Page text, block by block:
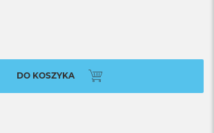
DO KOSZYKA